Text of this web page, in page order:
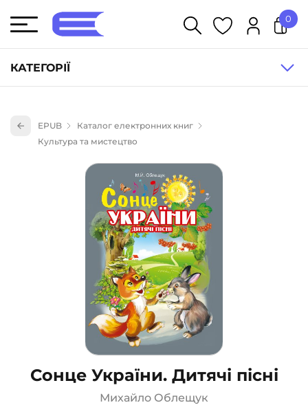
КАТЕГОРІЇ
Книги для дітей (836)
Науково-популярна література (1015)
Навчальна література та посібники (527)
Енциклопедії, довідники, словники (55)
Подарункові сертифікати (1)
0
EPUB
Каталог електронних книг
Культура та мистецтво
Сонце України. Дитячі пісні
Михайло Облещук